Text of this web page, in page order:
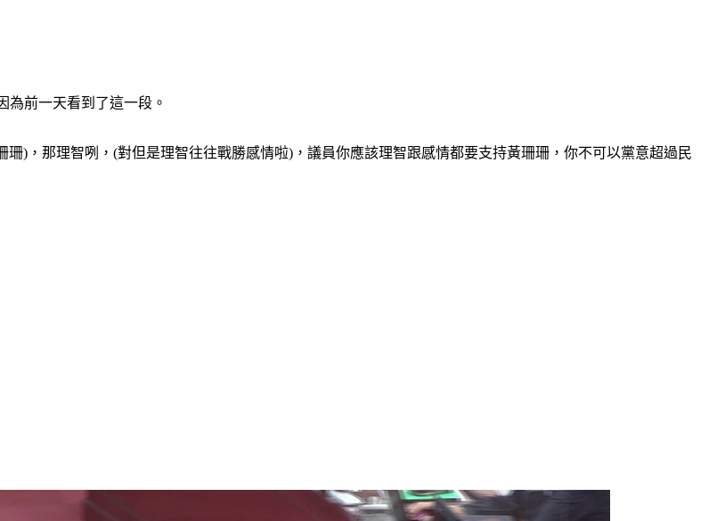
為前一天看到了這一段。
)，那理智咧，(對但是理智往往戰勝感情啦)，議員你應該理智跟感情都要支持黃珊珊，你不可以黨意超過民